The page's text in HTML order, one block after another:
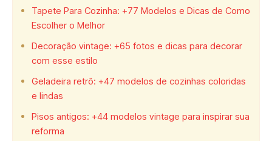
Tapete Para Cozinha: +77 Modelos e Dicas de Como
Escolher o Melhor
Decoração vintage: +65 fotos e dicas para decorar
com esse estilo
Geladeira retrô: +47 modelos de cozinhas coloridas
e lindas
Pisos antigos: +44 modelos vintage para inspirar sua
reforma